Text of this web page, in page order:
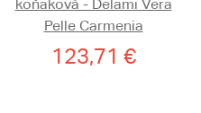
koňaková - Delami Vera
Pelle Carmenia
123,71 €